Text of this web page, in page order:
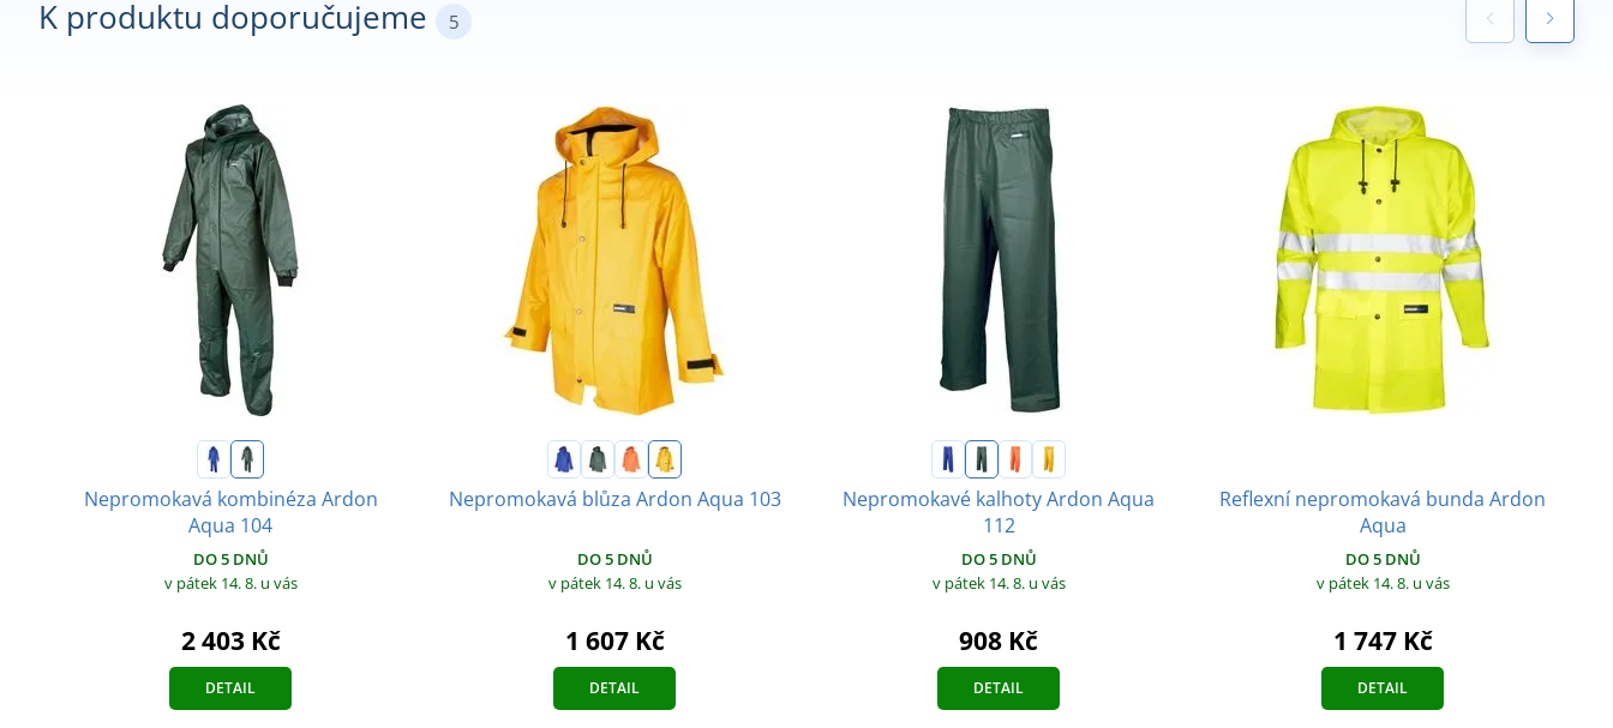
K produktu doporučujeme 5
Nepromokavá kombinéza Ardon
Aqua 104
DO 5 DNŮ
v pátek 14. 8. u vás
2 403 Kč
DETAIL
Nepromokavá blůza Ardon Aqua 103
DO 5 DNŮ
v pátek 14. 8. u vás
1 607 Kč
DETAIL
Nepromokavé kalhoty Ardon Aqua
112
DO 5 DNŮ
v pátek 14. 8. u vás
908 Kč
DETAIL
Reflexní nepromokavá bunda Ardon
Aqua
DO 5 DNŮ
v pátek 14. 8. u vás
1 747 Kč
DETAIL